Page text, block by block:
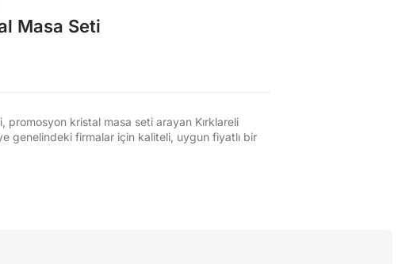
Masa Seti
promosyon kristal masa seti arayan Kırklareli
genelindeki firmalar için kaliteli, uygun fiyatlı bir